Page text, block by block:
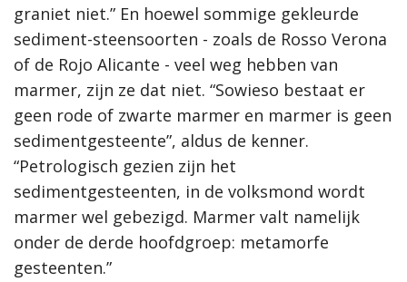
graniet niet.” En hoewel sommige gekleurde
sediment-steensoorten - zoals de Rosso Verona
of de Rojo Alicante - veel weg hebben van
marmer, zijn ze dat niet. “Sowieso bestaat er
geen rode of zwarte marmer en marmer is geen
sedimentgesteente”, aldus de kenner.
“Petrologisch gezien zijn het
sedimentgesteenten, in de volksmond wordt
marmer wel gebezigd. Marmer valt namelijk
onder de derde hoofdgroep: metamorfe
gesteenten.”